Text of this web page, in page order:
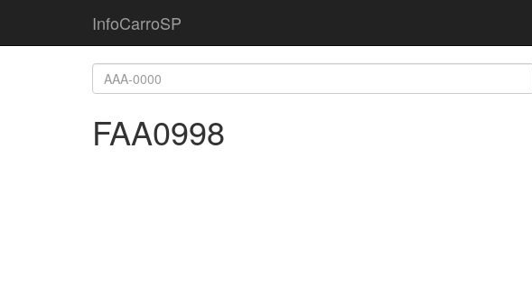
InfoCarroSP
FAA0998